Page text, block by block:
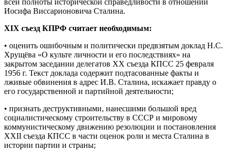
Иосифа Виссарионовича Сталина.
XIX съезд КПРФ считает необходимым:
• оценить ошибочным и политически предвзятым доклад Н.С.
Хрущёва «О культе личности и его последствиях» на
закрытом заседании делегатов ХХ съезда КПСС 25 февраля
1956 г. Текст доклада содержит подтасованные факты и
лживые обвинения в адрес И.В. Сталина, искажает правду о
его государственной и партийной деятельности;
• признать деструктивными, нанесшими большой вред
социалистическому строительству в СССР и мировому
коммунистическому движению резолюции и постановления
XXII съезда КПСС в части оценок роли и места Сталина в
истории партии и страны;